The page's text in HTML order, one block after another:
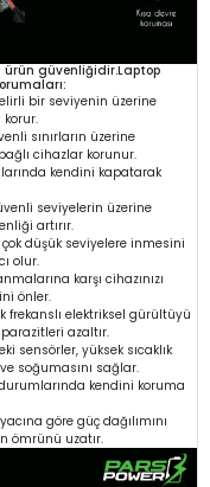
ürün güvenliğidir.Laptop
bir seviyenin üzerine
korur.
sınırların üzerine
cihazlar korunur.
kendini kapatarak
seviyelerin üzerine
artırır.
düşük seviyelere inmesini
olur.
karşı cihazınızı
önler.
frekanslı elektriksel gürültüyü
azaltır.
sensörler, yüksek sıcaklık
soğumasını sağlar.
kendini koruma
göre güç dağılımını
ömrünü uzatır.